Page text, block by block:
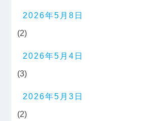
2026年5月8日
(2)
2026年5月4日
(3)
2026年5月3日
(2)